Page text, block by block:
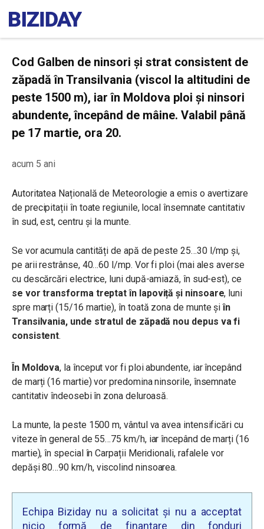
Cod Galben de ninsori și strat consistent de
zăpadă în Transilvania (viscol la altitudini de
peste 1500 m), iar în Moldova ploi și ninsori
abundente, începând de mâine. Valabil până
pe 17 martie, ora 20.
acum 5 ani
Autoritatea Națională de Meteorologie a emis o avertizare
de precipitații în toate regiunile, local însemnate cantitativ
în sud, est, centru și la munte.
Se vor acumula cantități de apă de peste 25…30 l/mp și,
pe arii restrânse, 40…60 l/mp. Vor fi ploi (mai ales averse
cu descărcări electrice, luni după-amiază, în sud-est), ce
se vor transforma treptat în lapoviță și ninsoare, luni
spre marți (15/16 martie), în toată zona de munte șiîn
Transilvania, unde stratul de zăpadă nou depus va fi
consistent.
În Moldova, la început vor fi ploi abundente, iar începând
de marți (16 martie) vor predomina ninsorile, însemnate
cantitativ îndeosebi în zona deluroasă.
La munte, la peste 1500 m, vântul va avea intensificări cu
viteze în general de 55…75 km/h, iar începând de marți (16
martie), în special în Carpații Meridionali, rafalele vor
depăși 80…90 km/h, viscolind ninsoarea.
Echipa Biziday nu a solicitat și nu a acceptat
nicio formă de finanțare din fonduri